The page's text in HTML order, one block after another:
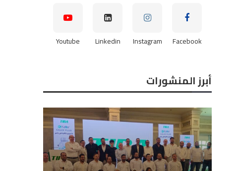
Facebook
Instagram
Linkedin
Youtube
أبرز المنشورات